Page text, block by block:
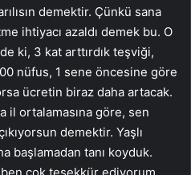
demektir. Çünkü sana
ihtiyacı azaldı demek bu. O
ki, 3 kat arttırdık teşviği,
nüfus, 1 sene öncesine göre
ücretin biraz daha artacak.
il ortalamasına göre, sen
demektir. Yaşlı
başlamadan tanı koyduk.